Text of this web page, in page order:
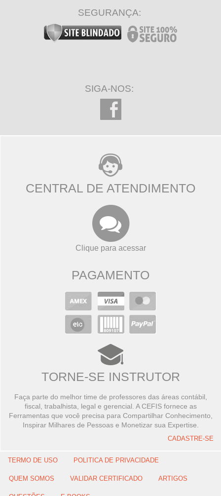
SEGURANÇA:
SIGA-NOS:
CENTRAL DE ATENDIMENTO
Clique para acessar
PAGAMENTO
TORNE-SE INSTRUTOR
Faça parte do melhor time de professores das áreas contábil,
fiscal, trabalhista, legal e gerencial. A CEFIS fornece as
Ferramentas que você precisa para Compartilhar Conhecimento,
Inspirar Milhares de Pessoas e Monetizar sua Expertise.
CADASTRE-SE
TERMO DE USO POLITICA DE PRIVACIDADE
QUEM SOMOS VALIDAR CERTIFICADO ARTIGOS